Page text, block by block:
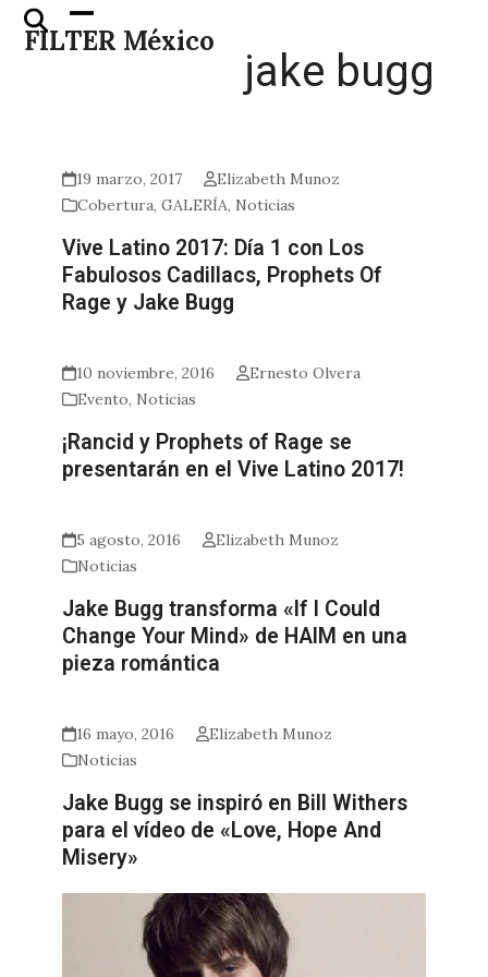
Skip
FILTER México
Open
mobile
Close
mobile
jake bugg
19 marzo, 2017
Elizabeth Munoz
Cobertura,GALERÍA, Noticias
Vive Latino 2017: Día 1 con Los
Fabulosos Cadillacs, Prophets Of
Rage y Jake Bugg
10 noviembre, 2016
Ernesto Olvera
Evento, Noticias
¡Rancid y Prophets of Rage se
presentarán en el Vive Latino 2017!
5 agosto, 2016
Elizabeth Munoz
Noticias
Jake Bugg transforma «If I Could
Change Your Mind» de HAIM en una
pieza romántica
16 mayo, 2016
Elizabeth Munoz
Noticias
Jake Bugg se inspiró en Bill Withers
para el vídeo de «Love, Hope And
Misery»